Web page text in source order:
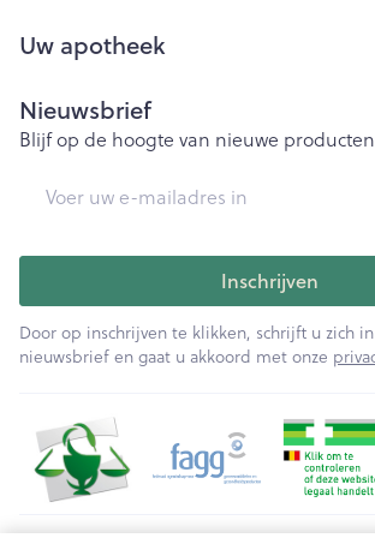
Uw apotheek
Nieuwsbrief
Blijf op de hoogte van nieuwe
Inschrijven
Door op inschrijven te klikken, schrijft u zich
nieuwsbrief en gaat u akkoord met onze